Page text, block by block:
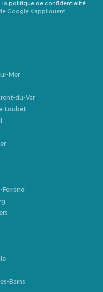
la politique de confidentialité
Google s’appliquent.
Mer
du-Var
Loubet
Bains